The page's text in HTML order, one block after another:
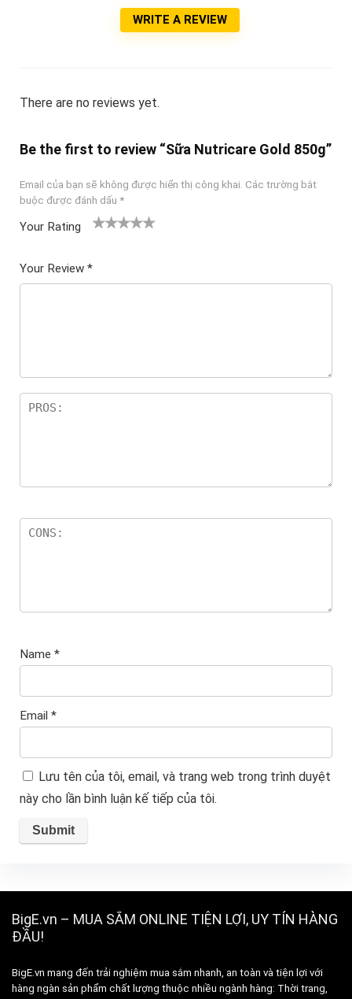
WRITE A REVIEW
There are no reviews yet.
Be the first to review “Sữa Nutricare Gold 850g”
Email của bạn sẽ không được hiển thị công khai. Các trường bắt
buộc được đánh dấu *
Your Rating
ê
5
Your Review *
Name *
Email *
Lưu tên của tôi, email, và trang web trong trình duyệt
này cho lần bình luận kế tiếp của tôi.
BigE.vn – MUA SẮM ONLINE TIỆN LỢI, UY TÍN HÀNG
ĐẦU!
BigE.vn mang đến trải nghiệm mua sắm nhanh, an toàn và tiện lợi với
hàng ngàn sản phẩm chất lượng thuộc nhiều ngành hàng: Thời trang,